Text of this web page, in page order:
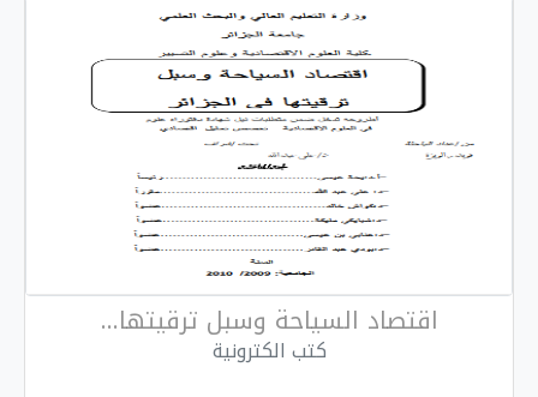
اقتصاد السياحة وسبل ترقيتها...
كتب الكترونية